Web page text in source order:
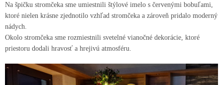
Na špičku stromčeka sme umiestnili štýlové imelo s červenými bobuľami,
ktoré nielen krásne zjednotilo vzhľad stromčeka a zároveň pridalo moderný
nádych.
Okolo stromčeka sme rozmiestnili svetelné vianočné dekorácie, ktoré
priestoru dodali hravosť a hrejivú atmosféru.